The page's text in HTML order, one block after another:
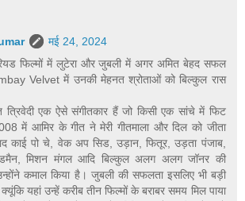
मई 24, 2024
फिल्मों में लुटेरा और जुबली में अगर अमित बेहद सफल
Velvet में उनकी मेहनत श्रोताओं को बिल्कुल रास
त्रिवेदी एक ऐसे संगीतकार हैं जो किसी एक सांचे में फिट
में आमिर के गीत ने मेरी गीतमाला और दिल को जीता
काई पो चे, वेक अप सिड, उड़ान, फितूर, उड़ता पंजाब,
मिशन मंगल आदि बिल्कुल अलग अलग जॉनर की
कमाल किया है। जुबली की सफलता इसलिए भी बड़ी
यहां उन्हें करीब तीन फिल्मों के बराबर समय मिल पाया